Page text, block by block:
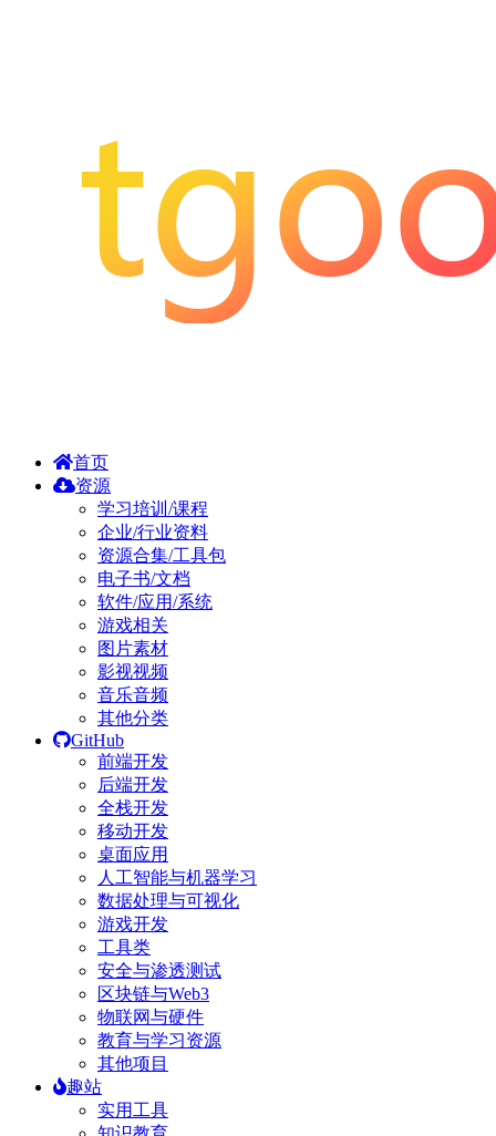
首页
资源
学习培训/课程
企业/行业资料
资源合集/工具包
电子书/文档
软件/应用/系统
游戏相关
图片素材
影视视频
音乐音频
其他分类
GitHub
前端开发
后端开发
全栈开发
移动开发
桌面应用
人工智能与机器学习
数据处理与可视化
游戏开发
工具类
安全与渗透测试
区块链与Web3
物联网与硬件
教育与学习资源
其他项目
趣站
实用工具